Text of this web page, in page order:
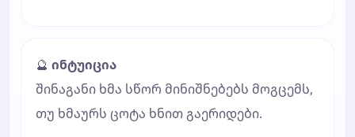
🔮 ინტუიცია
შინაგანი ხმა სწორ მინიშნებებს მოგცემს,
თუ ხმაურს ცოტა ხნით გაერიდები.